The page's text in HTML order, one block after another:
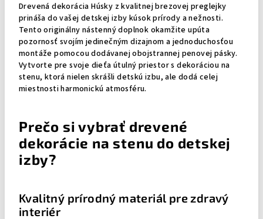
Drevená dekorácia Húsky z kvalitnej brezovej preglejky
prináša do vašej detskej izby kúsok prírody a nežnosti.
Tento originálny nástenný doplnok okamžite upúta
pozornosť svojím jedinečným dizajnom a jednoduchosťou
montáže pomocou dodávanej obojstrannej penovej pásky.
Vytvorte pre svoje dieťa útulný priestor s dekoráciou na
stenu, ktorá nielen skrášli detskú izbu, ale dodá celej
miestnosti harmonickú atmosféru.
Prečo si vybrať drevené
dekorácie na stenu do detskej
izby?
Kvalitný prírodný materiál pre zdravý
interiér